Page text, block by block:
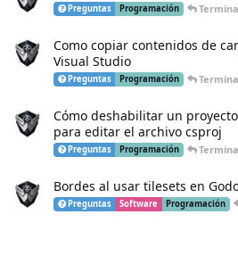
Preguntas Programación
Como copiar contenidos de
Visual Studio
Preguntas Programación
Cómo deshabilitar un
para editar el archivo csproj
Preguntas Programación
Bordes al usar tilesets en
Preguntas Software Programación